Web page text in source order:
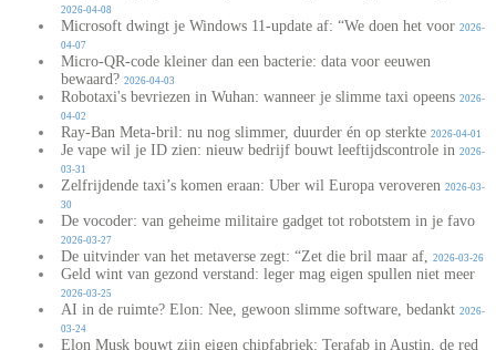
2026-04-08
Microsoft dwingt je Windows 11-update af: “We doen het voor 2026-
04-07
Micro-QR-code kleiner dan een bacterie: data voor eeuwen
bewaard? 2026-04-03
Robotaxi's bevriezen in Wuhan: wanneer je slimme taxi opeens 2026-
04-02
Ray-Ban Meta-bril: nu nog slimmer, duurder én op sterkte 2026-04-01
Je vape wil je ID zien: nieuw bedrijf bouwt leeftijdscontrole in 2026-
03-31
Zelfrijdende taxi’s komen eraan: Uber wil Europa veroveren 2026-03-
30
De vocoder: van geheime militaire gadget tot robotstem in je favo
2026-03-27
De uitvinder van het metaverse zegt: “Zet die bril maar af, 2026-03-26
Geld wint van gezond verstand: leger mag eigen spullen niet meer
2026-03-25
AI in de ruimte? Elon: Nee, gewoon slimme software, bedankt 2026-
03-24
Elon Musk bouwt zijn eigen chipfabriek: Terafab in Austin, de red